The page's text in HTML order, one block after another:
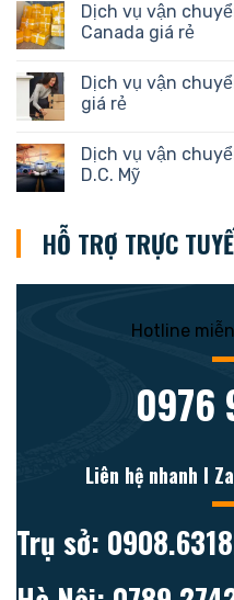
Dịch vụ vận
Canada giá rẻ
Dịch vụ vận
giá rẻ
Dịch vụ vận
D.C. Mỹ
HỖ TRỢ TRỰC
Hotline
0976
Liên hệ nhanh l
Trụ sở: